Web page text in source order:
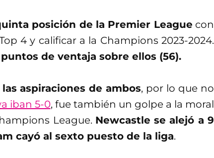
posición de la Premier League con
4 y calificar a la Champions 2023-2024.
de ventaja sobre ellos (56).
aspiraciones de ambos, por lo que no
iban 5-0, fue también un golpe a la moral
League. Newcastle se alejó a 9
cayó al sexto puesto de la liga.